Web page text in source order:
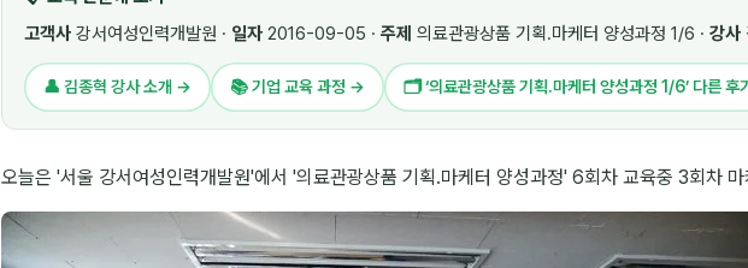
고객사 강서여성인력개발원 · 일자 2016-09-05 · 주제 의료관광상품 기획.마케터 양성과정 1/6 · 강사
👤 김종혁 강사 소개 → 📚 기업 교육 과정 → 🗂 ‘의료관광상품 기획.마케터 양성과정 1/6’ 다른
오늘은 '서울 강서여성인력개발원'에서 '의료관광상품 기획.마케터 양성과정' 6회차 교육중 3회차